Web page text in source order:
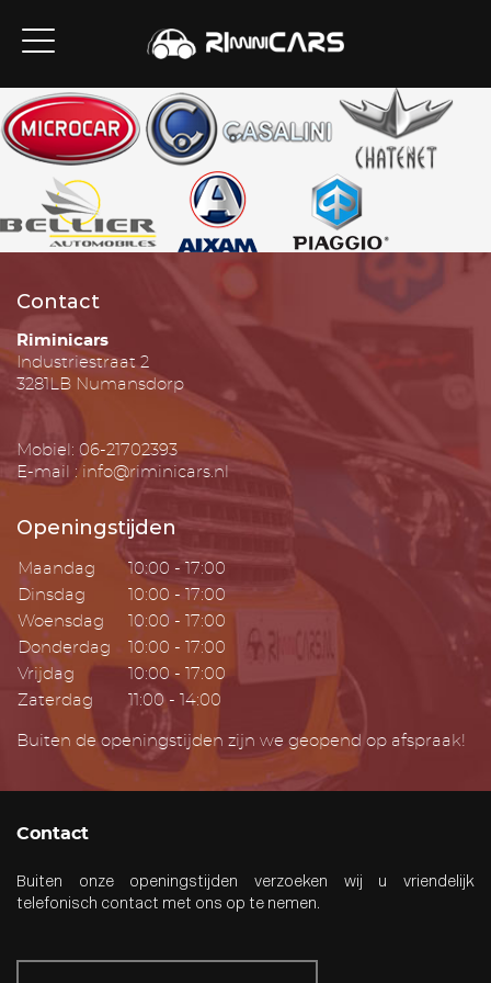
Contact
Riminicars
Industriestraat 2
3281LB Numansdorp
Mobiel: 06-21702393
E-mail : info@riminicars.nl
Openingstijden
Maandag
10:00 - 17:00
Dinsdag
10:00 - 17:00
Woensdag
10:00 - 17:00
Donderdag
10:00 - 17:00
Vrijdag
10:00 - 17:00
Zaterdag
11:00 - 14:00
Buiten de openingstijden zijn we geopend op afspraak!
Contact
Buiten onze openingstijden verzoeken wij u vriendelijk
telefonisch contact met ons op te nemen.